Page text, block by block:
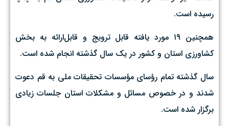
رسیده است.
همچنین ۱۹ مورد یافته قابل ترویج و قابل‌ارائه به بخش
کشاورزی استان و کشور در یک ‌سال گذشته انجام شده است.
سال گذشته تمام رؤسای مؤسسات تحقیقات ملی به قم دعوت
شدند و در خصوص مسائل و مشکلات استان جلسات زیادی
برگزار شده است.